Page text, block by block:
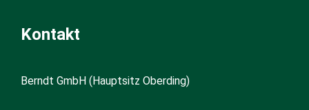
Kontakt
Berndt GmbH (Hauptsitz Oberding)